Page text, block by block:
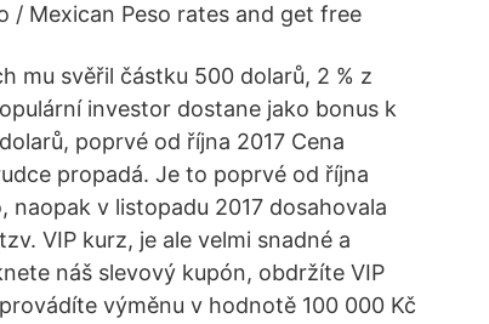
/ Mexican Peso rates and get free
mu svěřil částku 500 dolarů, 2 % z
investor dostane jako bonus k
poprvé od října 2017 Cena
propadá. Je to poprvé od října
v listopadu 2017 dosahovala
VIP kurz, je ale velmi snadné a
náš slevový kupón, obdržíte VIP
výměnu v hodnotě 100 000 Kč